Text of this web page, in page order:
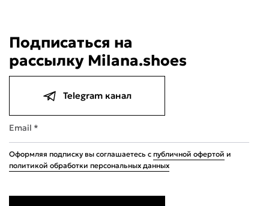
Подписаться на
рассылку Milana.shoes
Telegram канал
Email *
Оформляя подписку вы соглашаетесь с публичной офертой и
политикой обработки персональных данных